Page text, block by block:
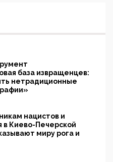
база извращенцев:
нетрадиционные
нацистов и
в Киево-Печерской
миру рога и